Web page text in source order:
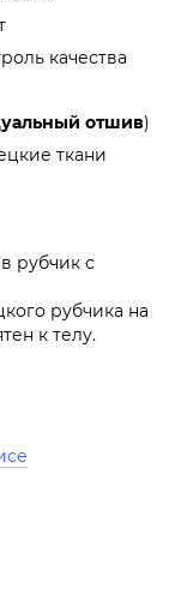
качества
отшив)
ткани
рубчик с
рубчика на
к телу.